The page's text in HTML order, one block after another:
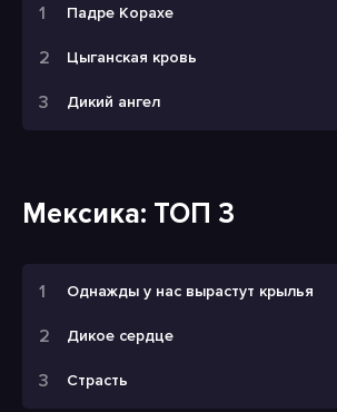
Падре Корахе
Цыганская кровь
Дикий ангел
Мексика: ТОП 3
Однажды у нас вырастут крылья
Дикое сердце
Страсть